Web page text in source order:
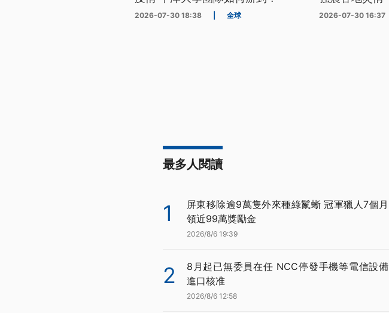
2026-07-30 18:38 全球 2026-07-30 16:37
最多人閱讀
1
屏東移除逾9萬隻外來種綠鬣蜥 冠軍獵人7個月
領近99萬獎勵金
2026/8/6 19:39
2
8月起已無委員在任 NCC停發手機等電信設備
進口核准
2026/8/6 12:58